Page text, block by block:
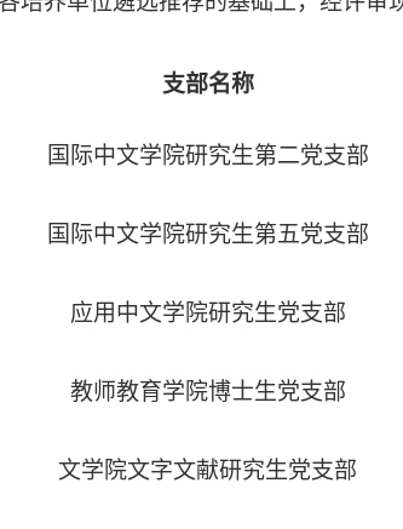
支部名称
国际中文学院研究生第二党支部
国际中文学院研究生第五党支部
应用中文学院研究生党支部
教师教育学院博士生党支部
文学院文字文献研究生党支部